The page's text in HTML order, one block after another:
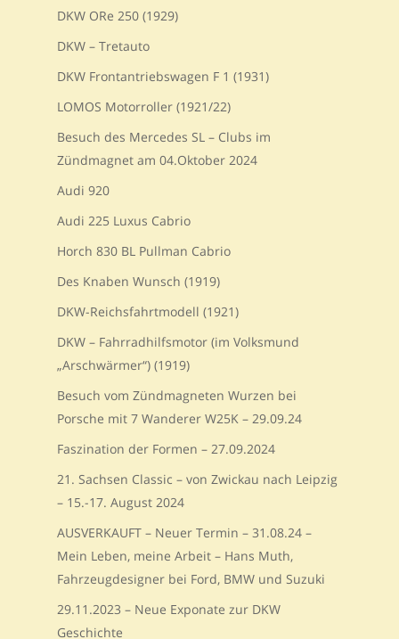
DKW ORe 250 (1929)
DKW – Tretauto
DKW Frontantriebswagen F 1 (1931)
LOMOS Motorroller (1921/22)
Besuch des Mercedes SL – Clubs im
Zündmagnet am 04.Oktober 2024
Audi 920
Audi 225 Luxus Cabrio
Horch 830 BL Pullman Cabrio
Des Knaben Wunsch (1919)
DKW-Reichsfahrtmodell (1921)
DKW – Fahrradhilfsmotor (im Volksmund
„Arschwärmer“) (1919)
Besuch vom Zündmagneten Wurzen bei
Porsche mit 7 Wanderer W25K – 29.09.24
Faszination der Formen – 27.09.2024
21. Sachsen Classic – von Zwickau nach Leipzig
– 15.-17. August 2024
AUSVERKAUFT – Neuer Termin – 31.08.24 –
Mein Leben, meine Arbeit – Hans Muth,
Fahrzeugdesigner bei Ford, BMW und Suzuki
29.11.2023 – Neue Exponate zur DKW
Geschichte